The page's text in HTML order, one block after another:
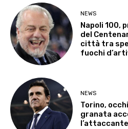
NEWS
Napoli 100,
del
città tra
fuochi
NEWS
Torino,
granata